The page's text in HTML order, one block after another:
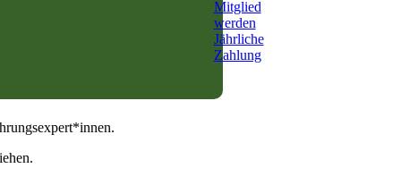
Mitglied
werden
Jährliche
Zahlung